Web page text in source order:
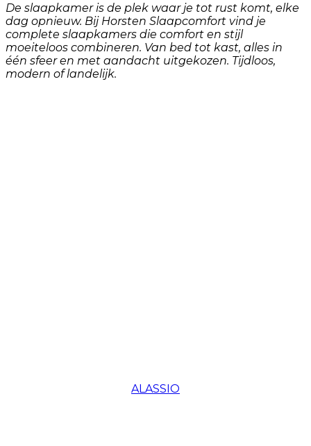
De slaapkamer is de plek waar je tot rust komt, elke
dag opnieuw. Bij Horsten Slaapcomfort vind je
complete slaapkamers die comfort en stijl
moeiteloos combineren. Van bed tot kast, alles in
één sfeer en met aandacht uitgekozen. Tijdloos,
modern of landelijk.
ALASSIO